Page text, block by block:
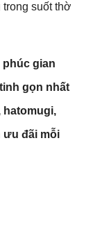
suốt thờ
phúc gian
gọn nhất
hatomugi,
ưu đãi mỗi